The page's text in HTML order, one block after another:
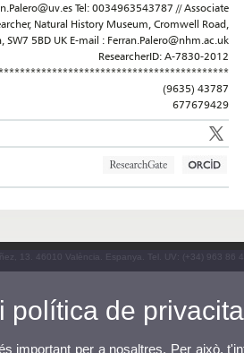
Tel: 0034963543787 // Associate
Natural History Museum, Cromwell Road,
SW7 5BD UK E-mail : Ferran.Palero@nhm.ac.uk
ResearcherID: A-7830-2012
(9635) 43787
677679429
13. 46010 València. Espanya. Tel. UV: (+34) 963 86
política de
important per a nosaltres. Per això,